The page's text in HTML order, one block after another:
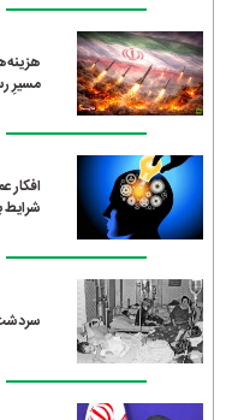
مسیرِ
افکار
شرایط